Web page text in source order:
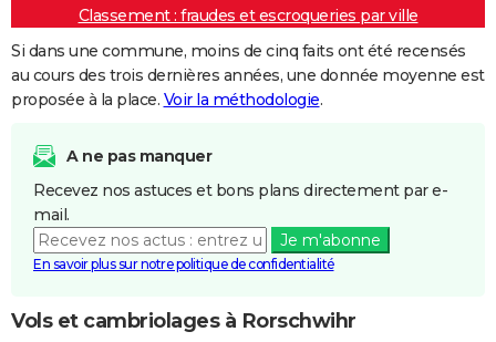
Classement : fraudes et escroqueries par ville
Si dans une commune, moins de cinq faits ont été recensés
au cours des trois dernières années, une donnée moyenne est
proposée à la place. Voir la méthodologie.
A ne pas manquer
Recevez nos astuces et bons plans directement par e-
mail.
Je m'abonne
En savoir plus sur notre politique de confidentialité
Vols et cambriolages à Rorschwihr